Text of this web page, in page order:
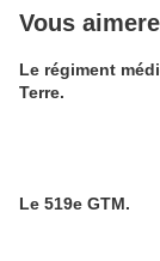
Vous
Le régiment
Terre.
Le 519e GTM.